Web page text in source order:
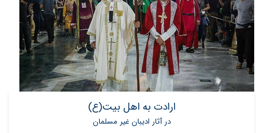
ارادت به اهل بیت(ع)
در آثار ادیبان غیر مسلمان